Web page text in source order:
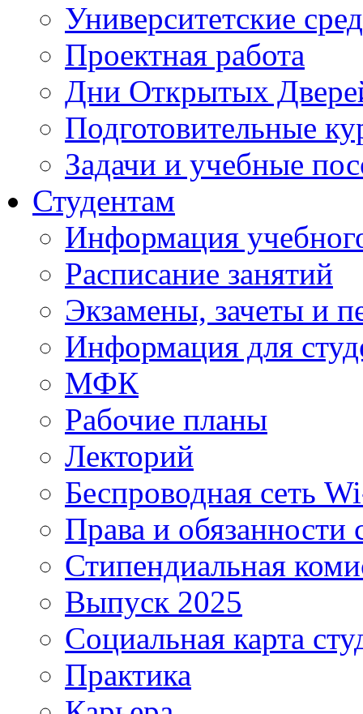
Университетские
Проектная работа
Дни Открытых
Подготовительные
Задачи и учебные
Студентам
Информация
Расписание занятий
Экзамены, зачеты и
Информация для
МФК
Рабочие планы
Лекторий
Беспроводная сеть
Права и обязанности
Стипендиальная
Выпуск 2025
Социальная карта
Практика